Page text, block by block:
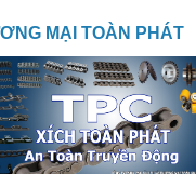
MẠI TOÀN PHÁT